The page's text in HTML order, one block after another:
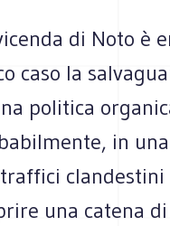
di Noto è
caso la
politica
in
clandestini
una catena